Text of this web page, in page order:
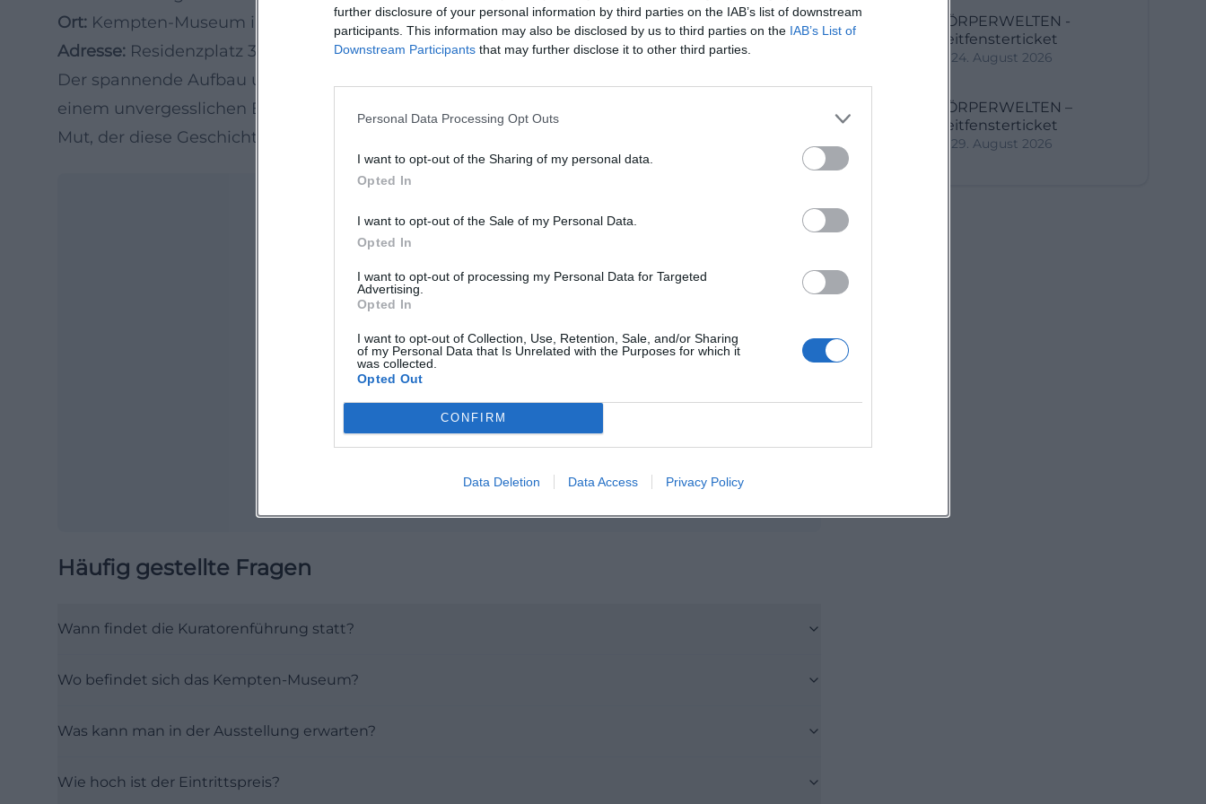
further disclosure of your personal information by third parties on the IAB’s list of downstream
participants. This information may also be disclosed by us to third parties on the IAB’s List of
Downstream Participants that may further disclose it to other third parties.
Personal Data Processing Opt Outs
I want to opt-out of the Sharing of my personal data.
Opted In
I want to opt-out of the Sale of my Personal Data.
Opted In
I want to opt-out of processing my Personal Data for Targeted
Advertising.
Opted In
I want to opt-out of Collection, Use, Retention, Sale, and/or Sharing
of my Personal Data that Is Unrelated with the Purposes for which it
was collected.
Opted Out
CONFIRM
Data Deletion Data Access Privacy Policy
Ort: Kempten-Museum im Zumsteinhaus
Adresse: Residenzplatz 31, Kempten
Der spannende Aufbau und die sorgfältig kuratierten Exponate machen diesen Besuch zu
einem unvergesslichen Erlebnis. Kommen Sie vorbei und erleben Sie die Diversität und den
Mut, der diese Geschichten prägt.
Map unavailable
Open in Google Maps
Häufig gestellte Fragen
Wann findet die Kuratorenführung statt?
Wo befindet sich das Kempten-Museum?
Was kann man in der Ausstellung erwarten?
Wie hoch ist der Eintrittspreis?
KÖRPERWELTEN -
Zeitfensterticket
24. August 2026
KÖRPERWELTEN –
Zeitfensterticket
29. August 2026